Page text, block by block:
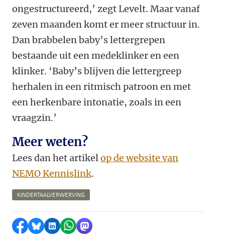
ongestructureerd,’ zegt Levelt. Maar vanaf
zeven maanden komt er meer structuur in.
Dan brabbelen baby’s lettergrepen
bestaande uit een medeklinker en een
klinker. ‘Baby’s blijven die lettergreep
herhalen in een ritmisch patroon en met
een herkenbare intonatie, zoals in een
vraagzin.’
Meer weten?
Lees dan het artikelop de website van
NEMO Kennislink.
KINDERTAALVERWERVING
Delen op Facebook
Delen via Bluesky
Delen op LinkedIn
Delen via WhatsApp
Delen via Mastodon